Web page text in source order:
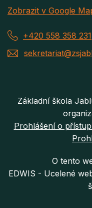
Zobrazit v Google
+420 558 358 231
Základní škola
Prohlášení o
O tento
EDWIS - Ucelené